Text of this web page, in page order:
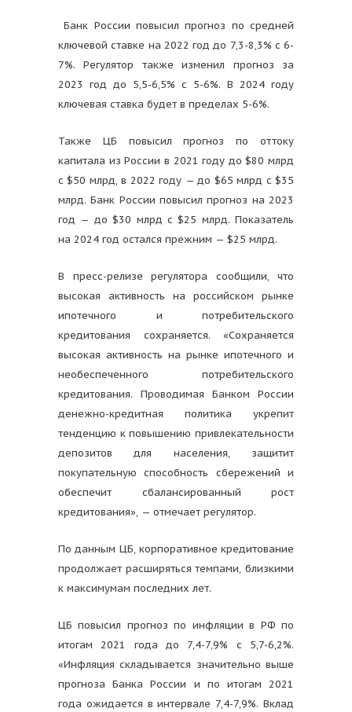
Банк России повысил прогноз по средней
ключевой ставке на 2022 год до 7,3-8,3% с 6-
7%. Регулятор также изменил прогноз за
2023 год до 5,5-6,5% с 5-6%. В 2024 году
ключевая ставка будет в пределах 5-6%.
Также ЦБ повысил прогноз по оттоку
капитала из России в 2021 году до $80 млрд
с $50 млрд, в 2022 году — до $65 млрд с $35
млрд. Банк России повысил прогноз на 2023
год — до $30 млрд с $25 млрд. Показатель
на 2024 год остался прежним — $25 млрд.
В пресс-релизе регулятора сообщили, что
высокая активность на российском рынке
ипотечного и потребительского
кредитования сохраняется. «Сохраняется
высокая активность на рынке ипотечного и
необеспеченного потребительского
кредитования. Проводимая Банком России
денежно-кредитная политика укрепит
тенденцию к повышению привлекательности
депозитов для населения, защитит
покупательную способность сбережений и
обеспечит сбалансированный рост
кредитования», — отмечает регулятор.
По данным ЦБ, корпоративное кредитование
продолжает расширяться темпами, близкими
к максимумам последних лет.
ЦБ повысил прогноз по инфляции в РФ по
итогам 2021 года до 7,4-7,9% с 5,7-6,2%.
«Инфляция складывается значительно выше
прогноза Банка России и по итогам 2021
года ожидается в интервале 7,4-7,9%. Вклад